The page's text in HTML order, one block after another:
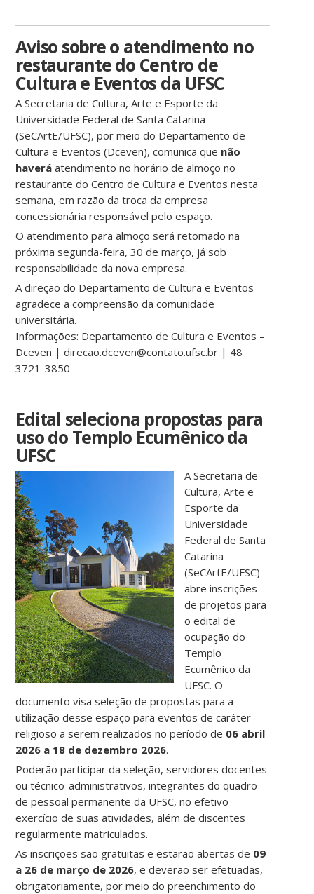
Aviso sobre o atendimento no
restaurante do Centro de
Cultura e Eventos da UFSC
A Secretaria de Cultura, Arte e Esporte da
Universidade Federal de Santa Catarina
(SeCArtE/UFSC), por meio do Departamento de
Cultura e Eventos (Dceven), comunica que não
haverá atendimento no horário de almoço no
restaurante do Centro de Cultura e Eventos nesta
semana, em razão da troca da empresa
concessionária responsável pelo espaço.
O atendimento para almoço será retomado na
próxima segunda-feira, 30 de março, já sob
responsabilidade da nova empresa.
A direção do Departamento de Cultura e Eventos
agradece a compreensão da comunidade
universitária.
Informações: Departamento de Cultura e Eventos –
Dceven | direcao.dceven@contato.ufsc.br | 48
3721-3850
Edital seleciona propostas para
uso do Templo Ecumênico da
UFSC
A Secretaria de
Cultura, Arte e
Esporte da
Universidade
Federal de Santa
Catarina
(SeCArtE/UFSC)
abre inscrições
de projetos para
o edital de
ocupação do
Templo
Ecumênico da
UFSC. O
documento visa seleção de propostas para a
utilização desse espaço para eventos de caráter
religioso a serem realizados no período de 06 abril
2026 a 18 de dezembro 2026.
Poderão participar da seleção, servidores docentes
ou técnico-administrativos, integrantes do quadro
de pessoal permanente da UFSC, no efetivo
exercício de suas atividades, além de discentes
regularmente matriculados.
As inscrições são gratuitas e estarão abertas de 09
a 26 de março de 2026, e deverão ser efetuadas,
obrigatoriamente, por meio do preenchimento do